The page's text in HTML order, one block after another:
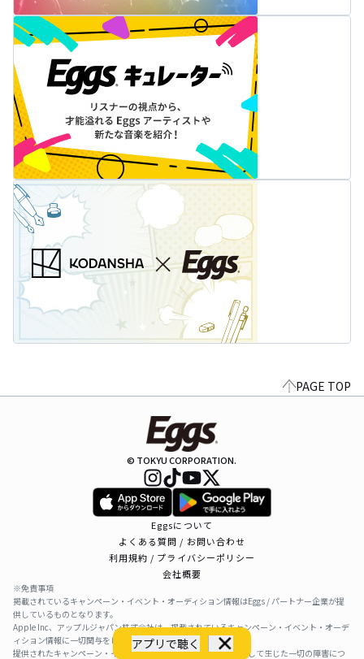
アプリで聴く
PAGE TOP
© TOKYU CORPORATION.
Eggsについて
よくある質問 / お問い合わせ
利用規約 / プライバシーポリシー
会社概要
※免責事項
掲載されているキャンペーン・イベント・オーディション情報はEggs / パートナー企業が提
供しているものとなります。
Apple Inc、アップルジャパン株式会社は、掲載されているキャンペーン・イベント・オーデ
ィション情報に一切関与をしておりません。
提供されたキャンペーン・イベント・オーディション情報を利用して生じた一切の障害につ